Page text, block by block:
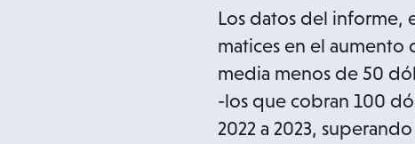
Los datos del informe,
matices en el aumento
media menos de 50
-los que cobran 100
2022 a 2023,